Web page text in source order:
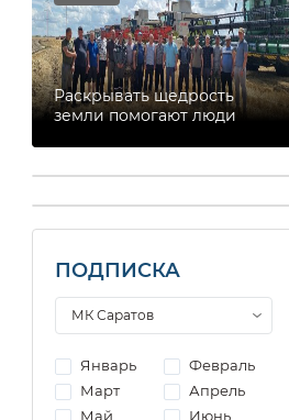
Раскрывать щедрость
земли помогают люди
ПОДПИСКА
Январь
Февраль
Март
Апрель
Май
Июнь